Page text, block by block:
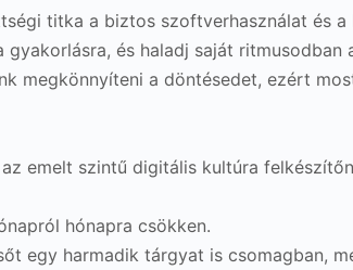
titka a biztos szoftverhasználat és a
gyakorlásra, és haladj saját ritmusodban
megkönnyíteni a döntésedet, ezért
az emelt szintű digitális kultúra
hónapra csökken.
egy harmadik tárgyat is csomagban,